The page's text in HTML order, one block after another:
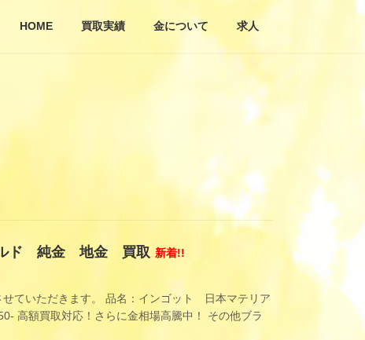
HOME 買取実績 金について 求人
ド 純金 地金 買取 新着!!
ていただきます。 品名：インゴット 日本マテリア
額買取対応！さらに金相場高騰中！ その他ブラ